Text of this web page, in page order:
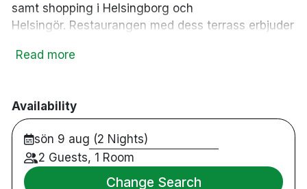
samt shopping i Helsingborg och
Helsingör. Restaurangen med dess terrass erbjuder
god mat där menyerna följer årstiderna och vi
schackspel, fotbollsplan, utomhuspingis och
bibliotek. Receptionen är bemannad kl. 08.00
-19.00 vardagar, och kl. 08.00 – 16.00 helger.
Vänligen kontakta hotellet för information om ni
planerar ankomst utanför dessa tider.
Read more
Availability
sön 9 aug (2 Nights)
2 Guests, 1 Room
Change Search